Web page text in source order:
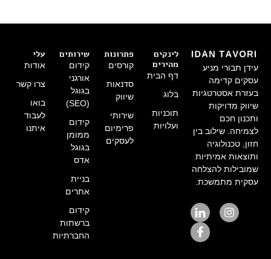
עידן תבורי מניע
עסקים קדימה
בעזרת אסטרטגיות
שיווק מדויקות
ותכנון חכם
לצמיחה. שילוב בין
חזון, טכנולוגיה
ותוצאות אמיתיות
שמובילות להצלחה
עסקית מתמשכת.
לינקים
מהירים
דף הבית
בלוג
תוכניות
ועלויות
פתרונות
קורסים
סדנאות
שיווק
שירותי
פרימיום
לעסקים
שירותים
קידום
אורגני
בגוגל
(SEO)
קידום
ממומן
בגוגל
אדס
בניית
אתרים
קידום
ברשתות
החברתיות
עלי
אודות
צרו קשר
בואו
לעבוד
איתנו